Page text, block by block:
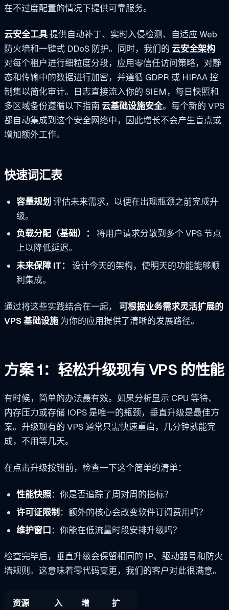
在不过度配置的情况下提供可靠服务。
云安全工具提供自动补丁、实时入侵检测、自适应 Web
防火墙和一键式 DDoS 防护。同时，我们的 云安全架构
对每个租户进行细粒度分段，应用零信任访问策略，对静
态和传输中的数据进行加密，并遵循 GDPR 或 HIPAA 控
制集以简化审计。日志直接流入你的 SIEM，每日快照和
多区域备份遵循以下指南 云基础设施安全。每个新的 VPS
都自动集成到这个安全网络中，因此增长不会产生盲点或
增加额外工作。
快速词汇表
容量规划 评估未来需求，以便在出现瓶颈之前完成升
级。
负载分配（基础）：
将用户请求分散到多个 VPS 节点
上以降低延迟。
未来保障 IT：
设计今天的架构，使明天的功能能够顺
利集成。
通过将这些实践结合在一起， 可根据业务需求灵活扩展的
VPS 基础设施 为你的应用提供了清晰的发展路径。
方案 1：轻松升级现有 VPS 的性能
有时候，简单的办法最有效。如果分析显示 CPU 等待、
内存压力或存储 IOPS 是唯一的瓶颈，垂直升级是最佳方
案。升级现有的 VPS 通常只需快速重启，几分钟就能完
成，不用等几天。
在点击升级按钮前，检查一下这个简单的清单：
性能快照：你是否追踪了周对周的指标？
许可证限制 ：额外的核心会改变软件订阅费用吗？
维护窗口：你能在低流量时段安排升级吗？
检查完毕后，垂直升级会保留相同的 IP、驱动器号和防火
墙规则。这意味着零代码变更，我们的客户对此很满意。
资源 入 增 扩